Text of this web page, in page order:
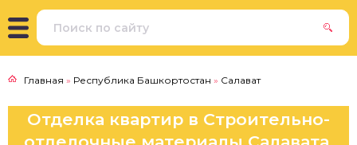
Главная » Республика Башкортостан » Салават
Отделка квартир в Строительно-